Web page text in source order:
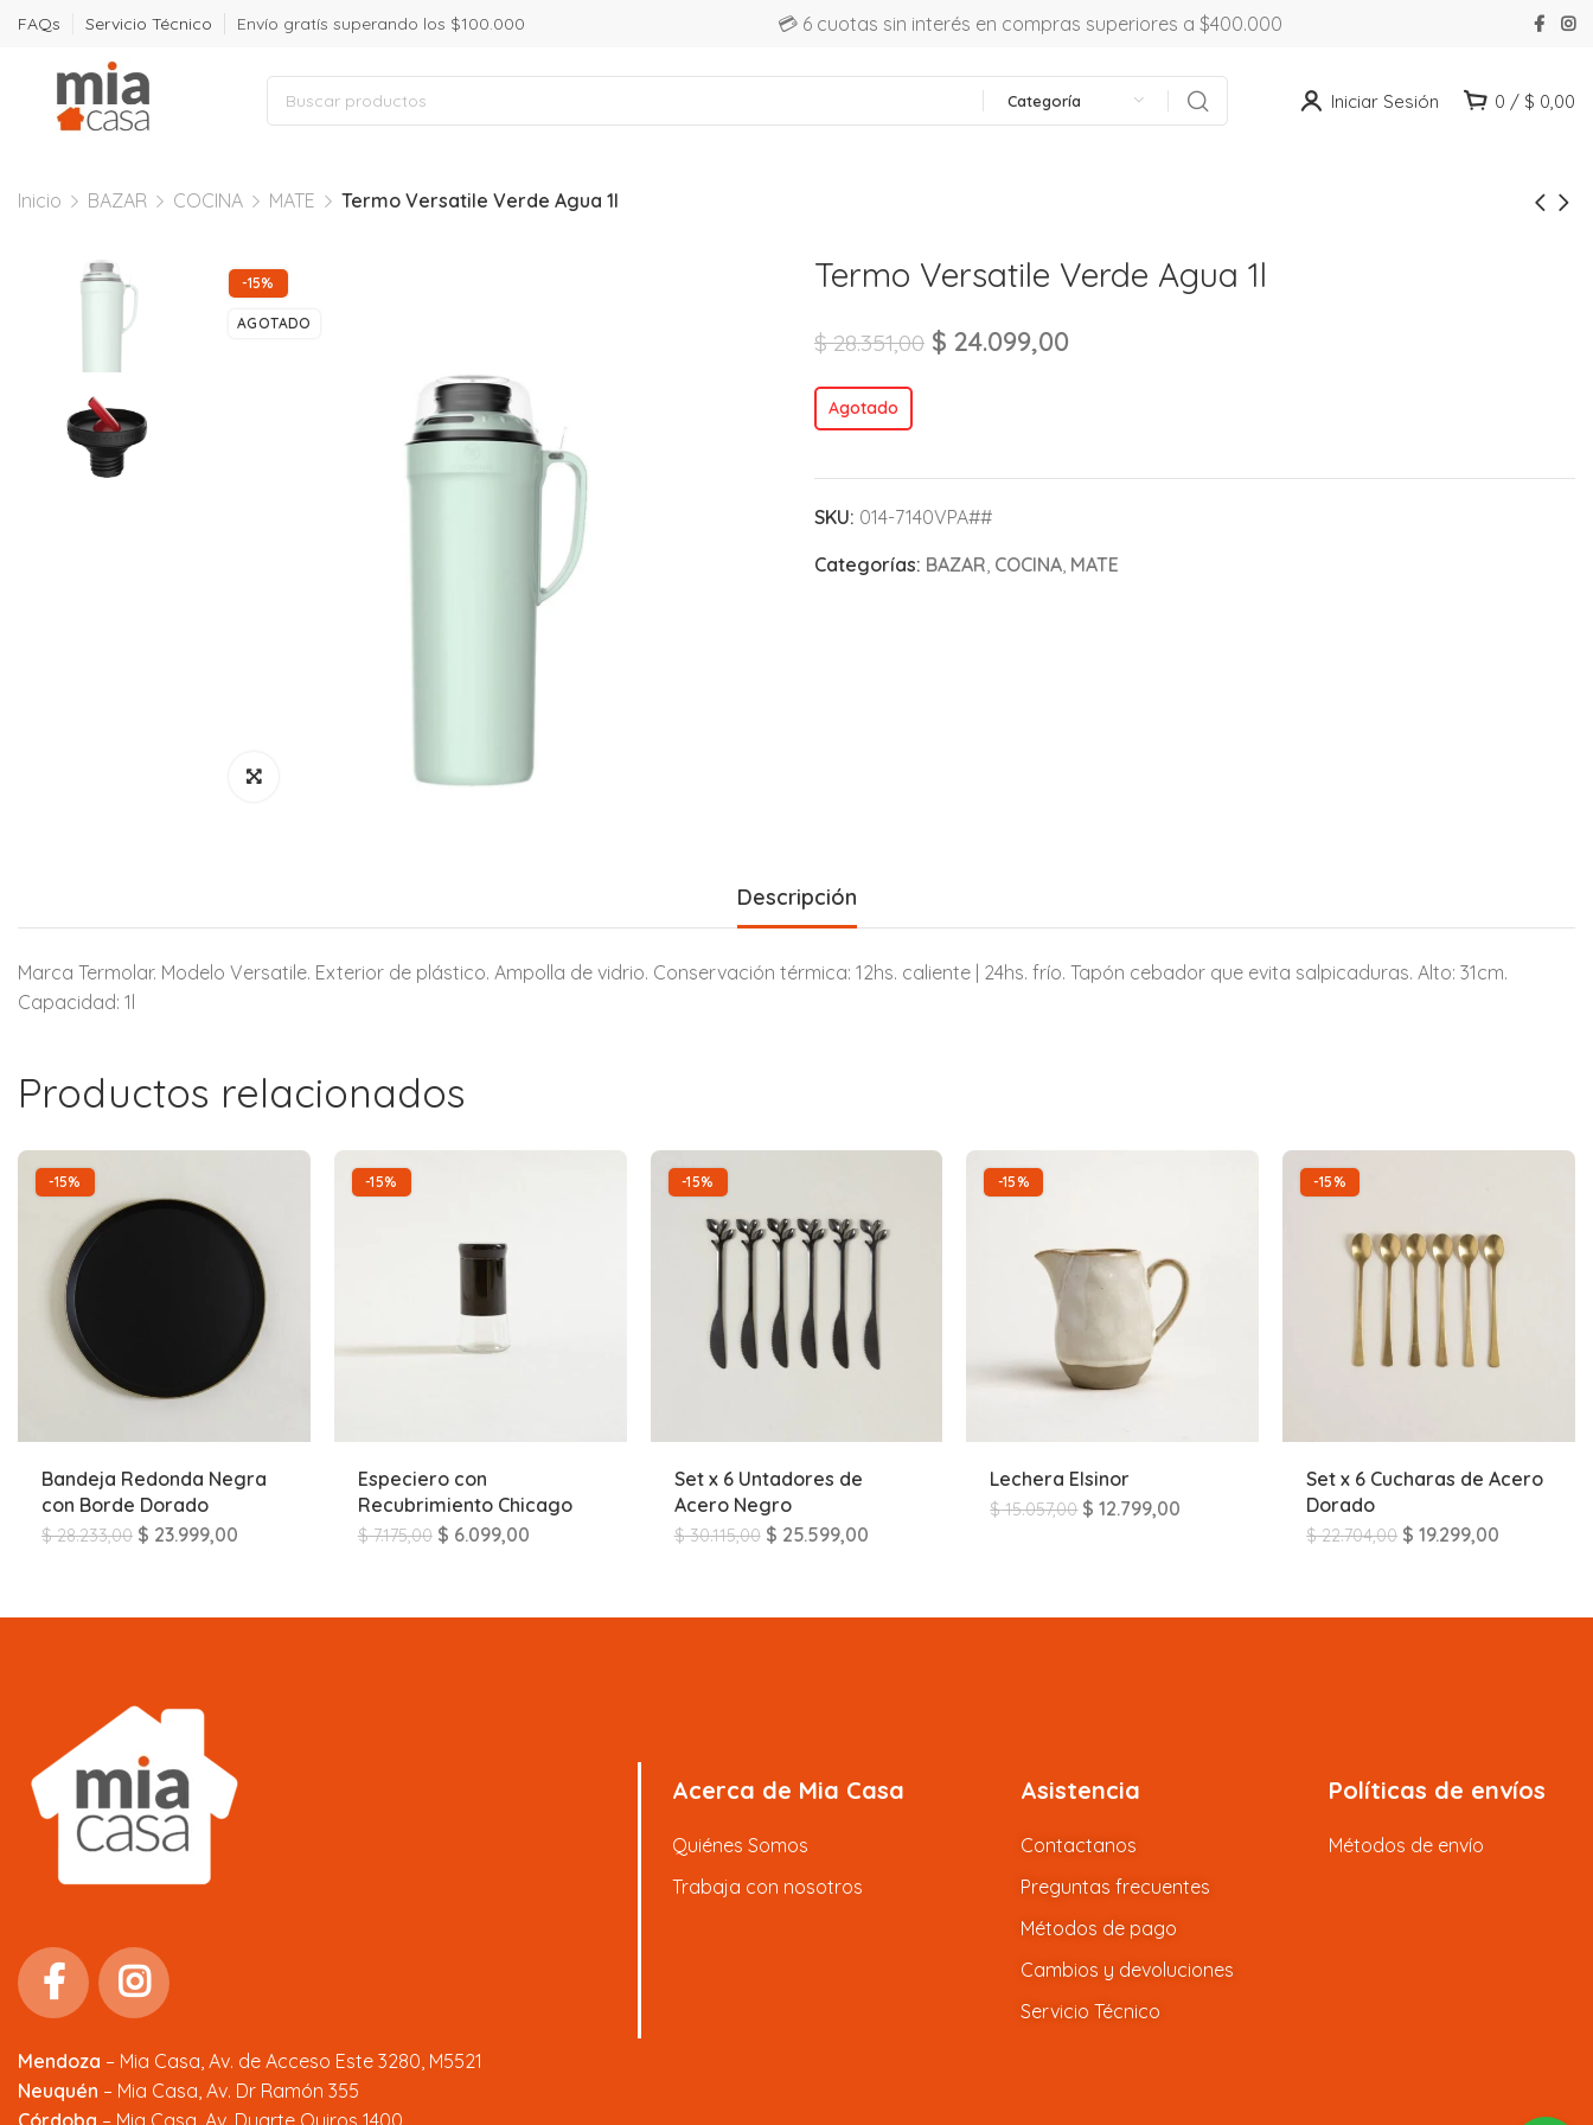
FAQs Servicio Técnico Envío gratís superando los $100.000 💳 6 cuotas sin interés en compras superiores a $400.000
Categoría Iniciar Sesión 0 / $ 0,00
Inicio BAZAR COCINA MATE Termo Versatile Verde Agua 1l
-15%
AGOTADO
Termo Versatile Verde Agua 1l
$28.351,00 $ 24.099,00
Agotado
SKU: 014-7140VPA##
Categorías: BAZAR COCINA MATE
Descripción
Marca Termolar. Modelo Versatile. Exterior de plástico. Ampolla de vidrio. Conservación térmica: 12hs. caliente | 24hs. frío. Tapón cebador que evita salpicaduras. Alto: 31cm.
Capacidad: 1l
Productos relacionados
-15%
Bandeja Redonda Negra
con Borde Dorado
$28.233,00 $ 23.999,00
-15%
Especiero con
Recubrimiento Chicago
$7.175,00 $ 6.099,00
-15%
Set x 6 Untadores de
Acero Negro
$30.115,00 $ 25.599,00
-15%
Lechera Elsinor
$15.057,00 $ 12.799,00
-15%
Set x 6 Cucharas de Acero
Dorado
$22.704,00 $ 19.299,00
Mendoza – Mia Casa, Av. de Acceso Este 3280, M5521
Neuquén – Mia Casa, Av. Dr Ramón 355
Acerca de Mia Casa
Quiénes Somos
Trabaja con nosotros
Asistencia
Contactanos
Preguntas frecuentes
Métodos de pago
Cambios y devoluciones
Servicio Técnico
Políticas de envíos
Métodos de envío